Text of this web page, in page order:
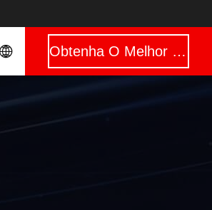
Obtenha O Melhor Preço